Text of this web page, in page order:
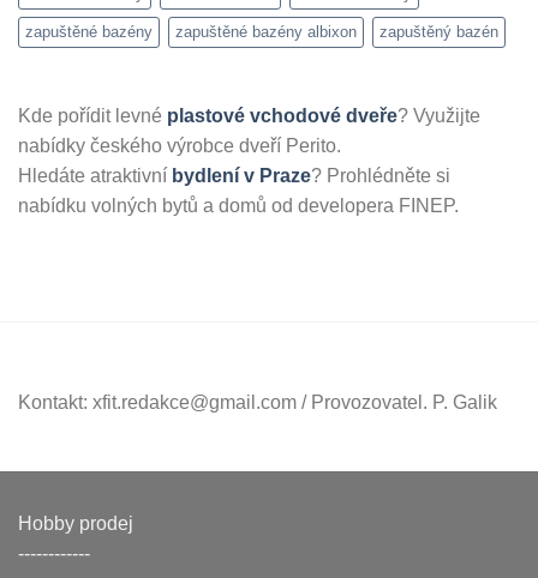
zapuštěné bazény zapuštěné bazény albixon zapuštěný bazén
Kde pořídit levné plastové vchodové dveře? Využijte
nabídky českého výrobce dveří Perito.
Hledáte atraktivní bydlení v Praze? Prohlédněte si
nabídku volných bytů a domů od developera FINEP.
Kontakt: xfit.redakce@gmail.com / Provozovatel. P. Galik
Hobby prodej
------------